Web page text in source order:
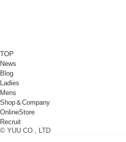
TOP
News
Blog
Ladies
Mens
Shop＆Company
OnlineStore
Recruit
© YUU CO., LTD